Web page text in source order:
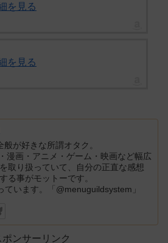
を見る
を見る
般が好きな所謂オタク。
漫画・アニメ・ゲーム・映画など幅広
取り扱っていて、自分の正直な感想
る事がモットーです。
ています。「@menuguildsystem」
ポンサーリンク